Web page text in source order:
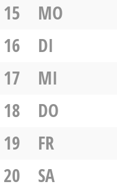
15
MO
16
DI
17
MI
18
DO
19
FR
20
SA